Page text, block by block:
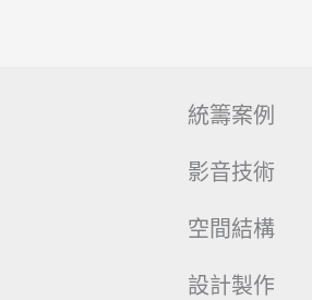
統籌案例
影音技術
空間結構
設計製作